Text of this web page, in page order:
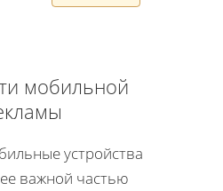
мобильной
устройства
важной частью